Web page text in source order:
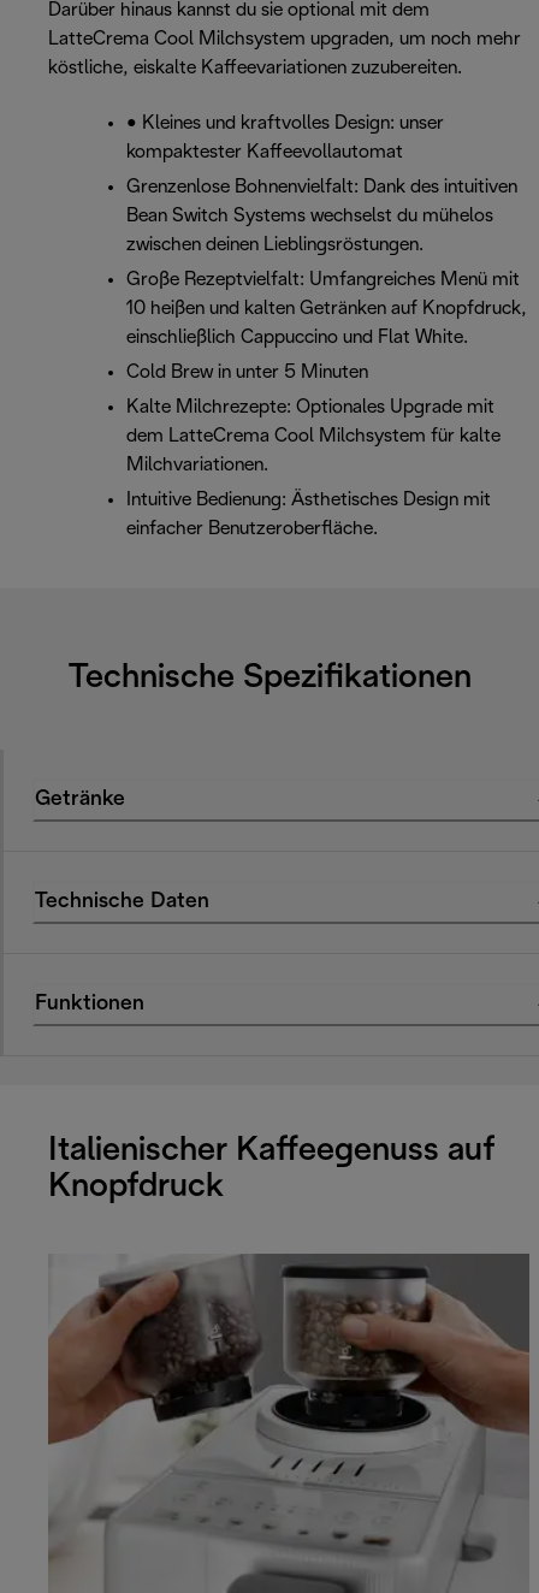
Darüber hinaus kannst du sie optional mit dem
LatteCrema Cool Milchsystem upgraden, um noch mehr
köstliche, eiskalte Kaffeevariationen zuzubereiten.
• Kleines und kraftvolles Design: unser
kompaktester Kaffeevollautomat
Grenzenlose Bohnenvielfalt: Dank des intuitiven
Bean Switch Systems wechselst du mühelos
zwischen deinen Lieblingsröstungen.
Große Rezeptvielfalt: Umfangreiches Menü mit
10 heißen und kalten Getränken auf Knopfdruck,
einschließlich Cappuccino und Flat White.
Cold Brew in unter 5 Minuten
Kalte Milchrezepte: Optionales Upgrade mit
dem LatteCrema Cool Milchsystem für kalte
Milchvariationen.
Intuitive Bedienung: Ästhetisches Design mit
einfacher Benutzeroberfläche.
Technische Spezifikationen
Getränke
Technische Daten
Funktionen
Italienischer Kaffeegenuss auf
Knopfdruck